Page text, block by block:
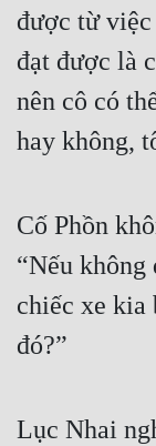
Vô Sỉ
Điềm Đạm
được từ
đạt được là
nên cô có
hay không,
Cố Phồn
“Nếu không
chiếc xe kia
đó?”
Lục Nhai